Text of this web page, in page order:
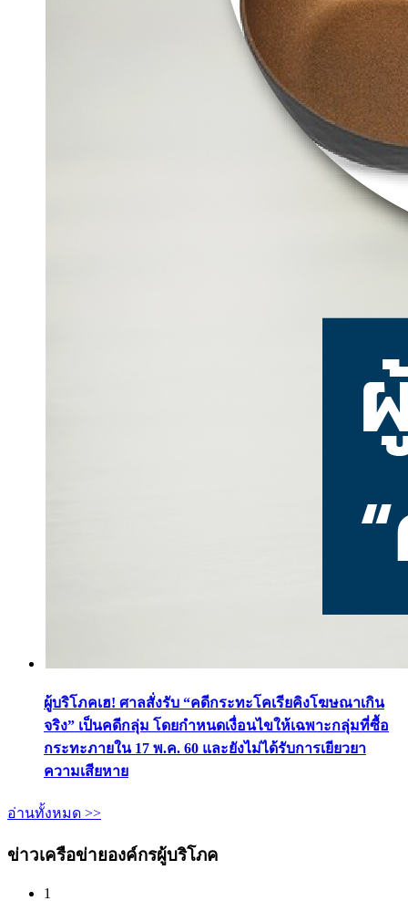
ผู้บริโภคเฮ! ศาลสั่งรับ “คดีกระทะโคเรียคิงโฆษณาเกิน
จริง” เป็นคดีกลุ่ม โดยกำหนดเงื่อนไขให้เฉพาะกลุ่มที่ซื้อ
กระทะภายใน 17 พ.ค. 60 และยังไม่ได้รับการเยียวยา
ความเสียหาย
อ่านทั้งหมด >>
ข่าวเครือข่ายองค์กรผู้บริโภค
1